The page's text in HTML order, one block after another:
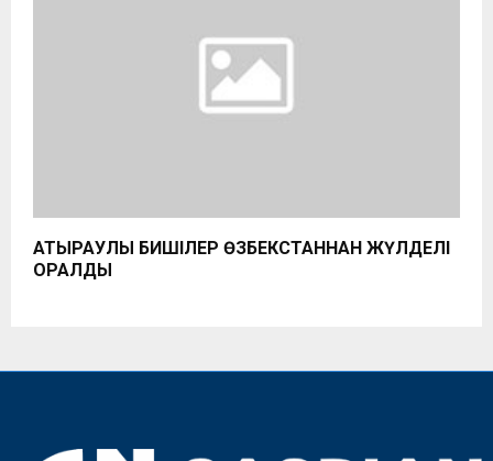
АТЫРАУЛЫҚ БИШІЛЕР ӨЗБЕКСТАННАН ЖҮЛДЕЛІ
ОРАЛДЫ